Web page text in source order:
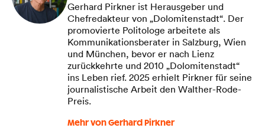
Gerhard Pirkner ist Herausgeber und
Chefredakteur von „Dolomitenstadt“. Der
promovierte Politologe arbeitete als
Kommunikationsberater in Salzburg, Wien
und München, bevor er nach Lienz
zurückkehrte und 2010 „Dolomitenstadt“
ins Leben rief. 2025 erhielt Pirkner für seine
journalistische Arbeit den Walther-Rode-
Preis.
Mehr von Gerhard Pirkner